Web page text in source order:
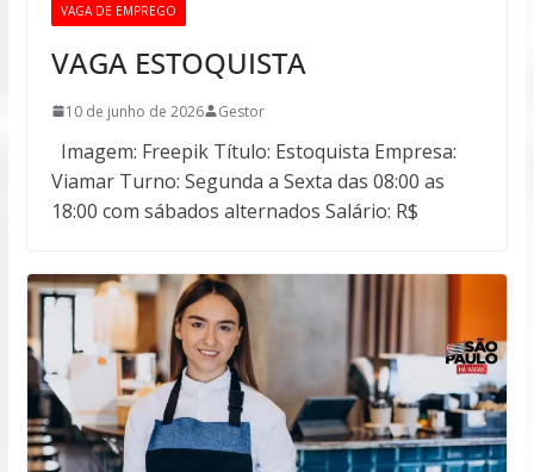
VAGA DE EMPREGO
VAGA ESTOQUISTA
10 de junho de 2026 Gestor
Imagem: Freepik Título: Estoquista Empresa:
Viamar Turno: Segunda a Sexta das 08:00 as
18:00 com sábados alternados Salário: R$